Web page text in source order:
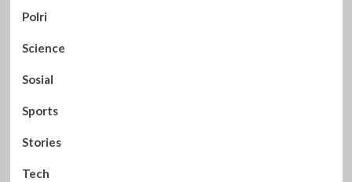
Polri
Science
Sosial
Sports
Stories
Tech